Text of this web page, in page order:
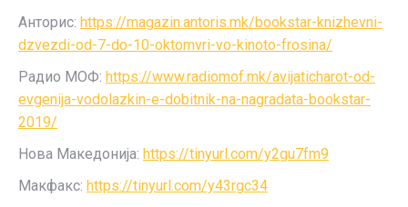
Анторис: https://magazin.antoris.mk/bookstar-knizhevni-
dzvezdi-od-7-do-10-oktomvri-vo-kinoto-frosina/
Радио МОФ: https://www.radiomof.mk/avijaticharot-od-
evgenija-vodolazkin-e-dobitnik-na-nagradata-bookstar-
2019/
Нова Македонија: https://tinyurl.com/y2gu7fm9
Макфакс: https://tinyurl.com/y43rgc34